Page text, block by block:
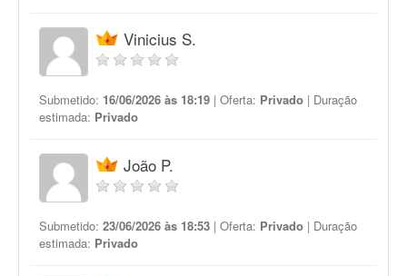
Vinicius S.
Submetido: 16/06/2026 às 18:19 | Oferta: Privado | Duração
estimada: Privado
João P.
Submetido: 23/06/2026 às 18:53 | Oferta: Privado | Duração
estimada: Privado